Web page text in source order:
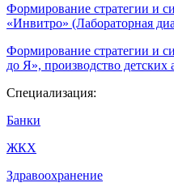
Формирование стратегии и
«Инвитро» (Лабораторная
Формирование стратегии и
до Я», производство детских
Специализация:
Банки
ЖКХ
Здравоохранение